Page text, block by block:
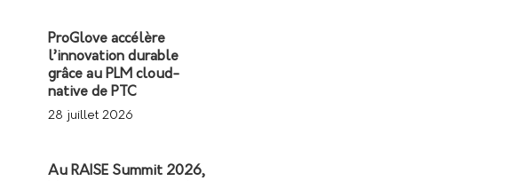
ProGlove accélère
l’innovation durable
grâce au PLM cloud-
native de PTC
28 juillet 2026
Au RAISE Summit 2026,